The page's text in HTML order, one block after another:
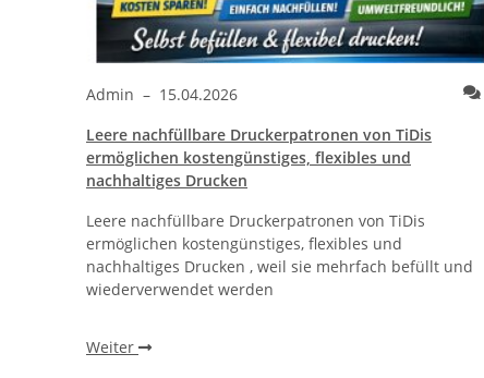
Kommentare
Admin – 15.04.2026
Leere nachfüllbare Druckerpatronen von TiDis
ermöglichen kostengünstiges, flexibles und
nachhaltiges Drucken
Leere nachfüllbare Druckerpatronen von TiDis
ermöglichen kostengünstiges, flexibles und
nachhaltiges Drucken , weil sie mehrfach befüllt und
wiederverwendet werden
Weiter